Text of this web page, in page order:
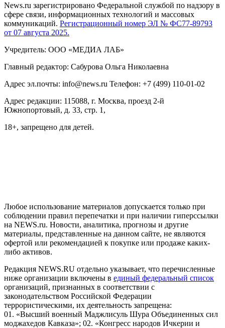
News.ru зарегистрировано Федеральной службой по надзору в
сфере связи, информационных технологий и массовых
коммуникаций. Регистрационный номер ЭЛ № ФС77-89793
от 07 августа 2025.
Учредитель: ООО «МЕДИА ЛАБ»
Главный редактор: Сабурова Ольга Николаевна
Адрес эл.почты: info@news.ru Телефон: +7 (499) 110-01-02
Адрес редакции: 115088, г. Москва, проезд 2-й
Южнопортовый, д. 33, стр. 1,
18+, запрещено для детей.
Любое использование материалов допускается только при
соблюдении правил перепечатки и при наличии гиперссылки
на NEWS.ru. Новости, аналитика, прогнозы и другие
материалы, представленные на данном сайте, не являются
офертой или рекомендацией к покупке или продаже каких-
либо активов.
Редакция NEWS.RU отдельно указывает, что перечисленные
ниже организации включены в единый федеральный список
организаций, признанных в соответствии с
законодательством Российской Федерации
террористическими, их деятельность запрещена:
01. «Высший военный Маджлисуль Шура Объединенных сил
моджахедов Кавказа»; 02. «Конгресс народов Ичкерии и